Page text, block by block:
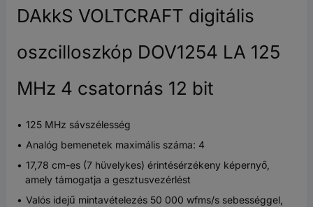
DAkkS VOLTCRAFT digitális
oszcilloszkóp DOV1254 LA 125
MHz 4 csatornás 12 bit
125 MHz sávszélesség
Analóg bemenetek maximális száma: 4
17,78 cm-es (7 hüvelykes) érintésérzékeny képernyő,
amely támogatja a gesztusvezérlést
Valós idejű mintavételezés 50 000 wfms/s sebességgel,